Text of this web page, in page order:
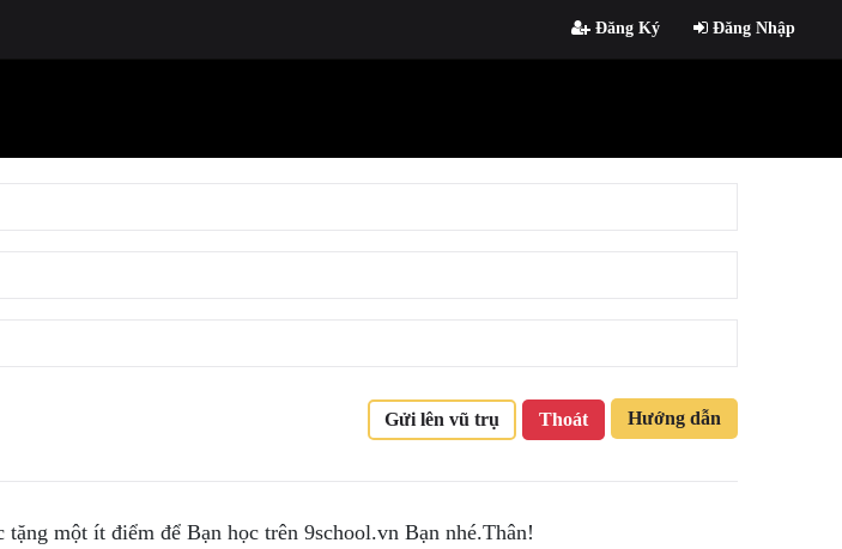
Đăng Ký Đăng Nhập
Gửi lên vũ trụ Thoát Hướng dẫn
một ít điểm để Bạn học trên 9school.vn Bạn nhé.Thân!